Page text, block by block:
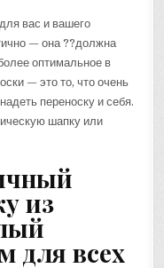
вас и вашего
— она ??должна
оптимальное в
— это то, что очень
переноску и себя.
шапку или
из
для всех